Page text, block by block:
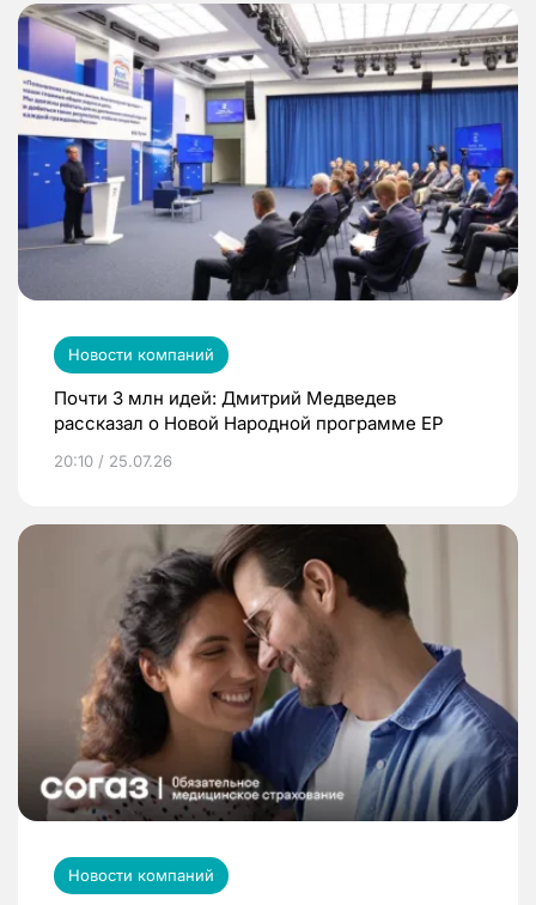
Новости компаний
Почти 3 млн идей: Дмитрий Медведев
рассказал о Новой Народной программе ЕР
20:10 / 25.07.26
Новости компаний